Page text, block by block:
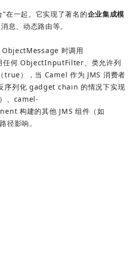
在一起。它实现了著名的企业集成模
息、动态路由等。
时调用
任何 ObjectInputFilter、类允许列
true），当 Camel 作为 JMS 消费者
序列化 gadget chain 的情况下实现
、camel-
构建的其他 JMS 组件（如
影响。